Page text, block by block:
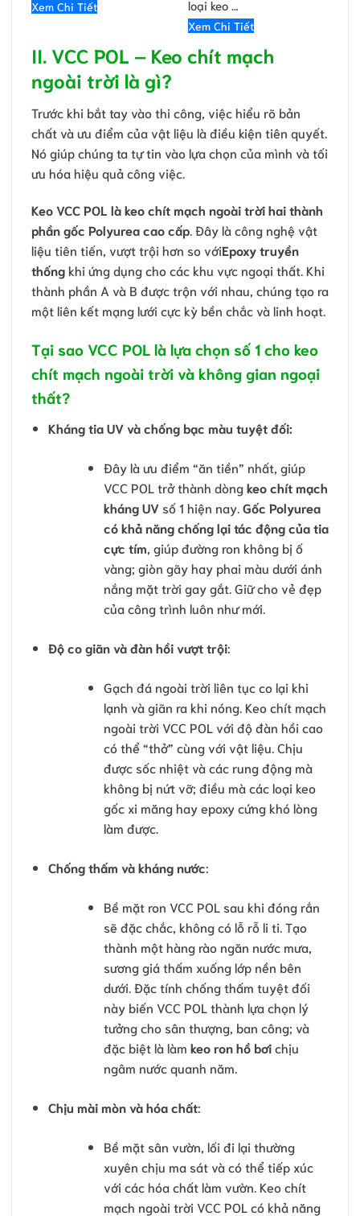
Xem Chi Tiết loại keo …
Xem Chi Tiết
II. VCC POL – Keo chít mạch
ngoài trời là gì?
Trước khi bắt tay vào thi công, việc hiểu rõ bản
chất và ưu điểm của vật liệu là điều kiện tiên quyết.
Nó giúp chúng ta tự tin vào lựa chọn của mình và tối
ưu hóa hiệu quả công việc.
Keo VCC POL là keo chít mạch ngoài trời hai thành
phần gốc Polyurea cao cấp . Đây là công nghệ vật
liệu tiên tiến, vượt trội hơn so vớiEpoxy truyền
thốngkhi ứng dụng cho các khu vực ngoại thất. Khi
thành phần A và B được trộn với nhau, chúng tạo ra
một liên kết mạng lưới cực kỳ bền chắc và linh hoạt.
Tại sao VCC POL là lựa chọn số 1 cho keo
chít mạch ngoài trời và không gian ngoại
thất?
Kháng tia UV và chống bạc màu tuyệt đối:
Đây là ưu điểm “ăn tiền” nhất, giúp
VCC POL trở thành dòngkeo chít mạch
kháng UVsố 1 hiện nay. Gốc Polyurea
có khả năng chống lại tác động của tia
cực tím , giúp đường ron không bị ố
vàng; giòn gãy hay phai màu dưới ánh
nắng mặt trời gay gắt. Giữ cho vẻ đẹp
của công trình luôn như mới.
Độ co giãn và đàn hồi vượt trội:
Gạch đá ngoài trời liên tục co lại khi
lạnh và giãn ra khi nóng. Keo chít mạch
ngoài trời VCC POL với độ đàn hồi cao
có thể “thở” cùng với vật liệu. Chịu
được sốc nhiệt và các rung động mà
không bị nứt vỡ; điều mà các loại keo
gốc xi măng hay epoxy cứng khó lòng
làm được.
Chống thấm và kháng nước:
Bề mặt ron VCC POL sau khi đóng rắn
sẽ đặc chắc, không có lỗ rỗ li ti. Tạo
thành một hàng rào ngăn nước mưa,
sương giá thấm xuống lớp nền bên
dưới. Đặc tính chống thấm tuyệt đối
này biến VCC POL thành lựa chọn lý
tưởng cho sân thượng, ban công; và
đặc biệt là làm keo ron hồ bơichịu
ngâm nước quanh năm.
Chịu mài mòn và hóa chất:
Bề mặt sân vườn, lối đi lại thường
xuyên chịu ma sát và có thể tiếp xúc
với các hóa chất làm vườn. Keo chít
mạch ngoài trời VCC POL có khả năng